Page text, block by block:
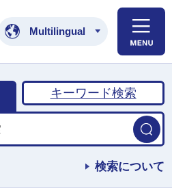
土浦市公式ホームペ
Multilingual
キーワード検索
検索について